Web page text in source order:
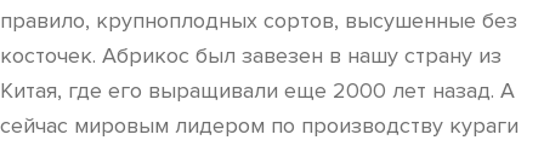
правило, крупноплодных сортов, высушенные без
косточек. Абрикос был завезен в нашу страну из
Китая, где его выращивали еще 2000 лет назад. А
сейчас мировым лидером по производству кураги